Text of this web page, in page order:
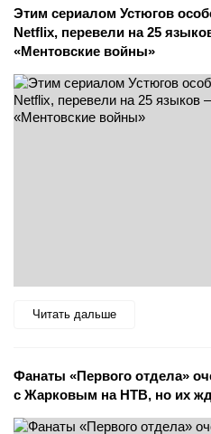
Этим сериалом Устюгов
Netflix, перевели на 25
«Ментовские войны»
Читать дальше
Фанаты «Первого отдела»
с Жарковым на НТВ, но их